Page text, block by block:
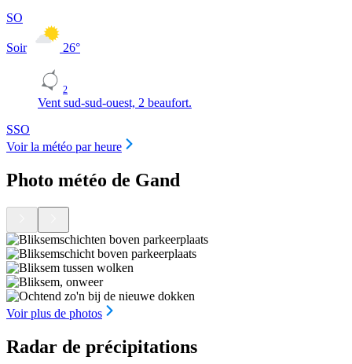
SO
Soir 26°
2
Vent sud-sud-ouest, 2 beaufort.
SSO
Voir la météo par heure
Photo météo de Gand
Voir plus de photos
Radar de précipitations